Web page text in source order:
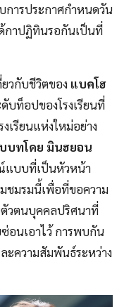
การประกาศกำหนดวัน
กาปฏิทินรอกันเป็นที่
ยวกับชีวิตของ แบคโฮ
บท็อปของโรงเรียนที่
เรียนแห่งใหม่อย่าง
บทโดย มินฮยอน
แบบที่เป็นหัวหน้า
มชมรมนี้เพื่อที่ขอความ
ตัวตนบุคคลปริศนาที่
อนเอาไว้ การพบกัน
ะความสัมพันธ์ระหว่าง